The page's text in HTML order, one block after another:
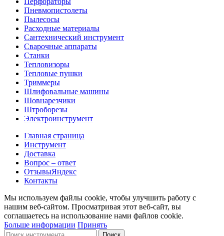
Пневмопистолеты
Пылесосы
Расходные материалы
Сантехнический инструмент
Сварочные аппараты
Станки
Тепловизоры
Тепловые пушки
Триммеры
Шлифовальные машины
Шовнарезчики
Штроборезы
Электроинструмент
Главная страница
Инструмент
Доставка
Вопрос – ответ
ОтзывыЯндекс
Контакты
Мы используем файлы cookie, чтобы улучшить работу с
нашим веб-сайтом. Просматривая этот веб-сайт, вы
соглашаетесь на использование нами файлов cookie.
Больше информации Принять